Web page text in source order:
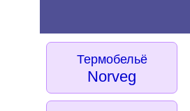
Термобельё
Norveg